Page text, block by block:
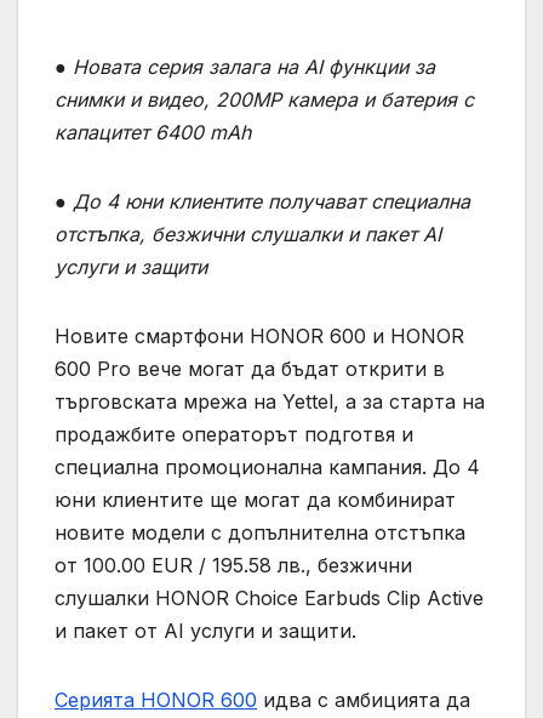
● Новата серия залага на AI функции за
снимки и видео, 200MP камера и батерия с
капацитет 6400 mAh
● До 4 юни клиентите получават специална
отстъпка, безжични слушалки и пакет AI
услуги и защити
Новите смартфони HONOR 600 и HONOR
600 Pro вече могат да бъдат открити в
търговската мрежа на Yettel, а за старта на
продажбите операторът подготвя и
специална промоционална кампания. До 4
юни клиентите ще могат да комбинират
новите модели с допълнителна отстъпка
от 100.00 EUR / 195.58 лв., безжични
слушалки HONOR Choice Earbuds Clip Active
и пакет от AI услуги и защити.
Серията HONOR 600 идва с амбицията да